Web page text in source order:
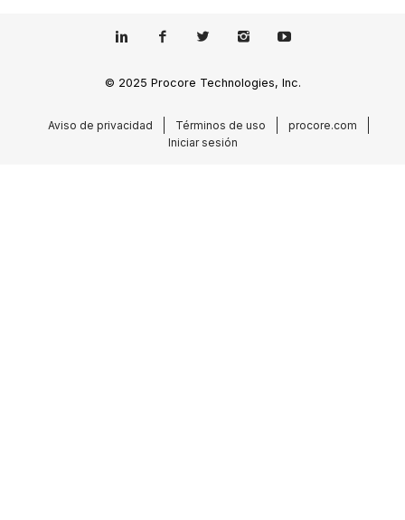
© 2025 Procore Technologies, Inc.
Aviso de privacidad Términos de uso
procore.com
Iniciar sesión